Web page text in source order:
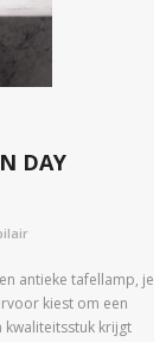
DAY
antieke tafellamp, je
kiest om een
kwaliteitsstuk krijgt